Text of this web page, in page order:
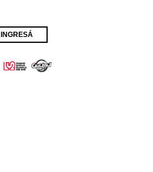
INGRESÁ